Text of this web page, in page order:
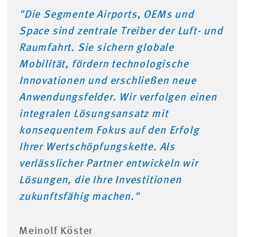
"Die Segmente Airports, OEMs und
Space sind zentrale Treiber der Luft- und
Raumfahrt. Sie sichern globale
Mobilität, fördern technologische
Innovationen und erschließen neue
Anwendungsfelder. Wir verfolgen einen
integralen Lösungsansatz mit
konsequentem Fokus auf den Erfolg
Ihrer Wertschöpfungskette. Als
verlässlicher Partner entwickeln wir
Lösungen, die Ihre Investitionen
zukunftsfähig machen."
Meinolf Köster